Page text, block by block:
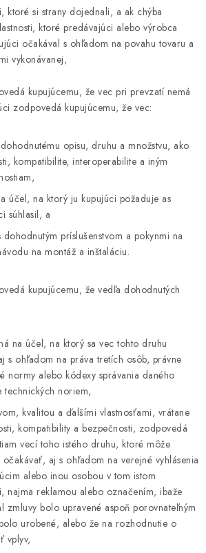
ktoré si strany dojednali, a ak chýba
ktoré predávajúci alebo výrobca
očakával s ohľadom na povahu tovaru a
vykonávanej,
kupujúcemu, že vec pri prevzatí nemá
zodpovedá kupujúcemu, že vec:
opisu, druhu a množstvu, ako
kompatibilite, interoperabilite a iným
účel, na ktorý ju kupujúci požaduje as
súhlasil, a
príslušenstvom a pokynmi na
na montáž a inštaláciu.
kupujúcemu, že vedľa dohodnutých
na účel, na ktorý sa vec tohto druhu
s ohľadom na práva tretích osôb, právne
normy alebo kódexy správania daného
technických noriem,
kvalitou a ďalšími vlastnosťami, vrátane
kompatibility a bezpečnosti, zodpovedá
vecí toho istého druhu, ktoré môže
aj s ohľadom na verejné vyhlásenia
alebo inou osobou v tom istom
najmä reklamou alebo označením, ibaže
zmluvy bolo upravené aspoň porovnateľným
urobené, alebo že na rozhodnutie o
vplyv,